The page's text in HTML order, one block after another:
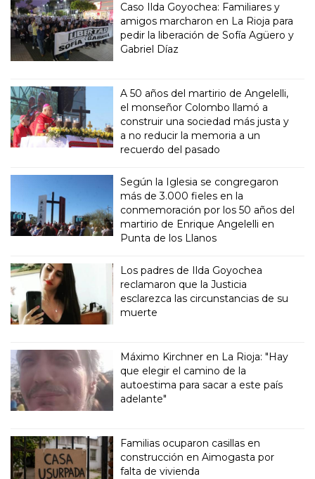
Caso Ilda Goyochea: Familiares y
amigos marcharon en La Rioja para
pedir la liberación de Sofía Agüero y
Gabriel Díaz
A 50 años del martirio de Angelelli,
el monseñor Colombo llamó a
construir una sociedad más justa y
a no reducir la memoria a un
recuerdo del pasado
Según la Iglesia se congregaron
más de 3.000 fieles en la
conmemoración por los 50 años del
martirio de Enrique Angelelli en
Punta de los Llanos
Los padres de Ilda Goyochea
reclamaron que la Justicia
esclarezca las circunstancias de su
muerte
Máximo Kirchner en La Rioja: "Hay
que elegir el camino de la
autoestima para sacar a este país
adelante"
Familias ocuparon casillas en
construcción en Aimogasta por
falta de vivienda